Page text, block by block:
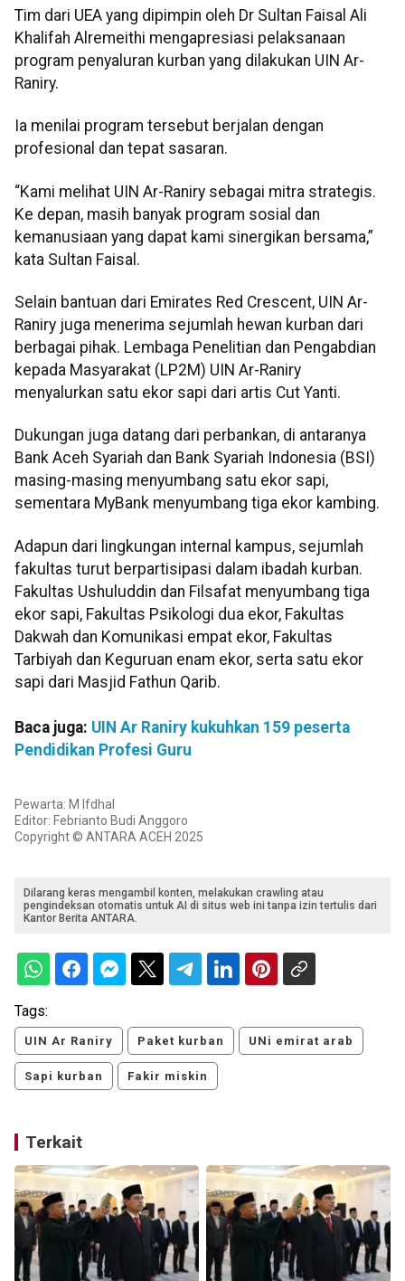
Tim dari UEA yang dipimpin oleh Dr Sultan Faisal Ali
Khalifah Alremeithi mengapresiasi pelaksanaan
program penyaluran kurban yang dilakukan UIN Ar-
Raniry.
Ia menilai program tersebut berjalan dengan
profesional dan tepat sasaran.
“Kami melihat UIN Ar-Raniry sebagai mitra strategis.
Ke depan, masih banyak program sosial dan
kemanusiaan yang dapat kami sinergikan bersama,”
kata Sultan Faisal.
Selain bantuan dari Emirates Red Crescent, UIN Ar-
Raniry juga menerima sejumlah hewan kurban dari
berbagai pihak. Lembaga Penelitian dan Pengabdian
kepada Masyarakat (LP2M) UIN Ar-Raniry
menyalurkan satu ekor sapi dari artis Cut Yanti.
Dukungan juga datang dari perbankan, di antaranya
Bank Aceh Syariah dan Bank Syariah Indonesia (BSI)
masing-masing menyumbang satu ekor sapi,
sementara MyBank menyumbang tiga ekor kambing.
Adapun dari lingkungan internal kampus, sejumlah
fakultas turut berpartisipasi dalam ibadah kurban.
Fakultas Ushuluddin dan Filsafat menyumbang tiga
ekor sapi, Fakultas Psikologi dua ekor, Fakultas
Dakwah dan Komunikasi empat ekor, Fakultas
Tarbiyah dan Keguruan enam ekor, serta satu ekor
sapi dari Masjid Fathun Qarib.
Baca juga: UIN Ar Raniry kukuhkan 159 peserta
Pendidikan Profesi Guru
Pewarta: M Ifdhal
Editor: Febrianto Budi Anggoro
Copyright © ANTARA ACEH 2025
Dilarang keras mengambil konten, melakukan crawling atau
pengindeksan otomatis untuk AI di situs web ini tanpa izin tertulis dari
Kantor Berita ANTARA.
Tags:
UIN Ar Raniry Paket kurban UNi emirat arab
Sapi kurban Fakir miskin
Terkait